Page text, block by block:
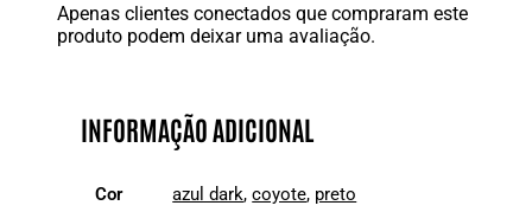
Apenas clientes conectados que compraram este
produto podem deixar uma avaliação.
INFORMAÇÃO ADICIONAL
Cor azul dark,coyote, preto